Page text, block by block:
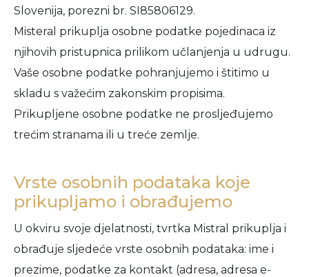
Slovenija, porezni br. SI85806129.
Misteral prikuplja osobne podatke pojedinaca iz
njihovih pristupnica prilikom učlanjenja u udrugu.
Vaše osobne podatke pohranjujemo i štitimo u
skladu s važećim zakonskim propisima.
Prikupljene osobne podatke ne prosljeđujemo
trećim stranama ili u treće zemlje.
Vrste osobnih podataka koje
prikupljamo i obrađujemo
U okviru svoje djelatnosti, tvrtka Mistral prikuplja i
obrađuje sljedeće vrste osobnih podataka: ime i
prezime, podatke za kontakt (adresa, adresa e-